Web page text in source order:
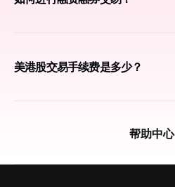
美港股交易手续费是多少？
帮助中心